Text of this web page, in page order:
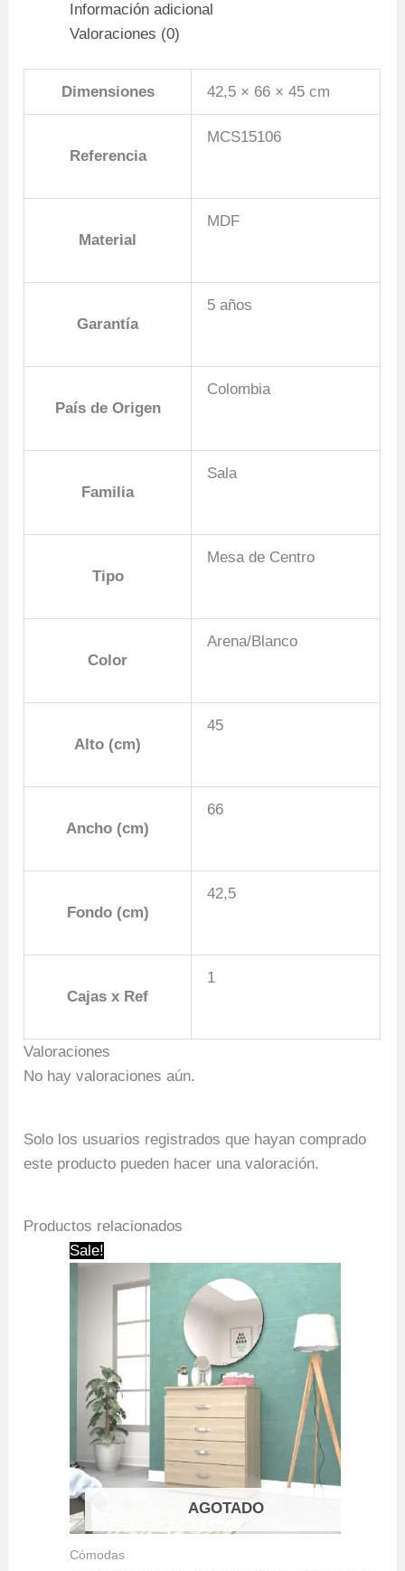
cantidad
Información adicional
Valoraciones (0)
Dimensiones 42,5 × 66 × 45 cm
Referencia
MCS15106
Material
MDF
Garantía
5 años
País de Origen
Colombia
Familia
Sala
Tipo
Mesa de Centro
Color
Arena/Blanco
Alto (cm)
45
Ancho (cm)
66
Fondo (cm)
42,5
Cajas x Ref
1
Valoraciones
No hay valoraciones aún.
Solo los usuarios registrados que hayan comprado
este producto pueden hacer una valoración.
Productos relacionados
Sale!
AGOTADO
Cómodas